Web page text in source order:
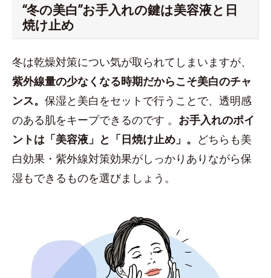
“冬の美白”お手入れの鍵は美容液と日
焼け止め
冬は乾燥対策につい気が取られてしまいますが、
紫外線量の少なくなる時期だからこそ美白のチャ
ンス。 保湿と美白をセットで行うことで、透明感
のある肌をキープできるのです 。 お手入れのポイ
ントは「美容液」と「日焼け止め」。 どちらも美
白効果・紫外線対策効果がしっかりありながら保
湿もできるものを選びましょう。